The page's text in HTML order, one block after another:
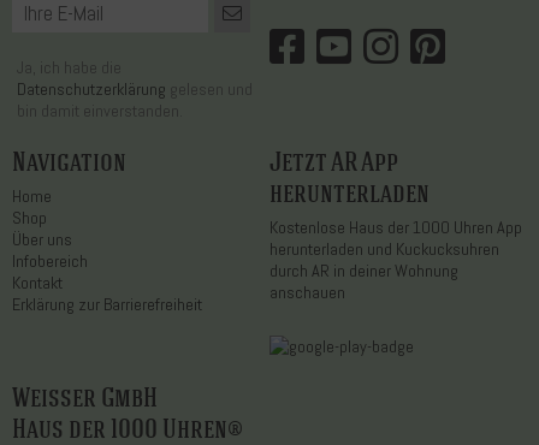
Ja, ich habe die
Datenschutzerklärung gelesen und
bin damit einverstanden.
Navigation
Home
Shop
Über uns
Infobereich
Kontakt
Erklärung zur Barrierefreiheit
Jetzt AR App
herunterladen
Kostenlose Haus der 1000 Uhren App
herunterladen und Kuckucksuhren
durch AR in deiner Wohnung
anschauen
Weisser GmbH
Haus der 1000 Uhren®